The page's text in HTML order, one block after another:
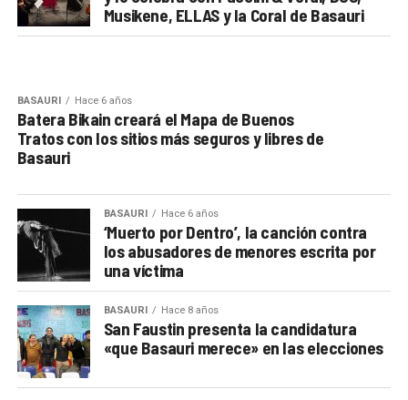
Musikene, ELLAS y la Coral de Basauri
BASAURI Hace 6 años
Batera Bikain creará el Mapa de Buenos
Tratos con los sitios más seguros y libres de
Basauri
BASAURI Hace 6 años
‘Muerto por Dentro’, la canción contra
los abusadores de menores escrita por
una víctima
BASAURI Hace 8 años
San Faustin presenta la candidatura
«que Basauri merece» en las elecciones